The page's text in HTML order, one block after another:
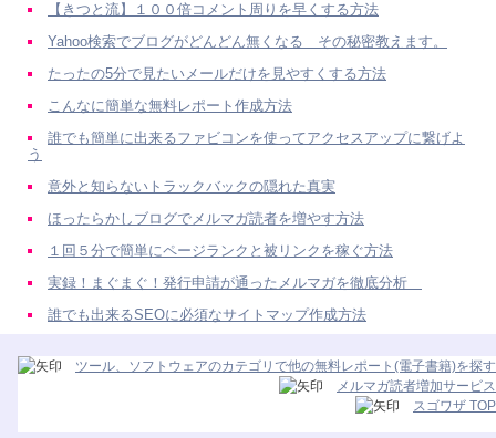
【きつと流】１００倍コメント周りを早くする方法
Yahoo検索でブログがどんどん無くなる その秘密教えます。
たったの5分で見たいメールだけを見やすくする方法
こんなに簡単な無料レポート作成方法
誰でも簡単に出来るファビコンを使ってアクセスアップに繋げよ
う
意外と知らないトラックバックの隠れた真実
ほったらかしブログでメルマガ読者を増やす方法
１回５分で簡単にページランクと被リンクを稼ぐ方法
実録！まぐまぐ！発行申請が通ったメルマガを徹底分析
誰でも出来るSEOに必須なサイトマップ作成方法
ツール、ソフトウェアのカテゴリで他の無料レポート(電子書籍)を探す
メルマガ読者増加サービス
スゴワザ TOP